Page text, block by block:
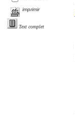
imprimir
Text complet